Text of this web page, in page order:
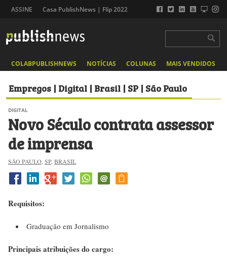
ASSINE Casa PublishNews | Flip 2022
COLABPUBLISHNEWS NOTÍCIAS COLUNAS MAIS VENDIDOS
Empregos | Digital | Brasil | SP | São Paulo
DIGITAL
Novo Século contrata assessor
de imprensa
SÃO PAULO SP, BRASIL
Requisitos:
Graduação em Jornalismo
Principais atribuições do cargo: